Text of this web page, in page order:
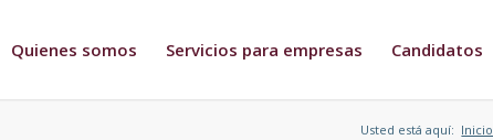
Quienes somos Servicios para empresas Candidatos
Usted está aquí: Inicio